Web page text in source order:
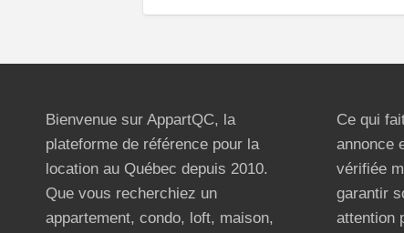
Bienvenue sur AppartQC, la
plateforme de référence pour la
location au Québec depuis 2010.
Que vous recherchiez un
appartement, condo, loft, maison,
Ce qui
annonce
vérifiée
garantir
attention